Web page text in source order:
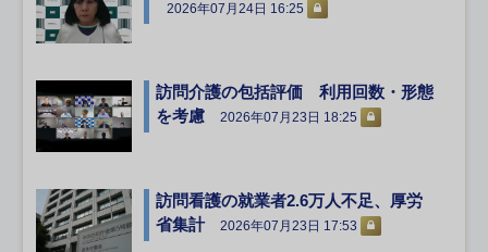
2026年07月24日 16:25
訪問介護の包括評価 利用回数・形態
を考慮
2026年07月23日 18:25
訪問看護の就業者2.6万人不足、厚労
省集計
2026年07月23日 17:53